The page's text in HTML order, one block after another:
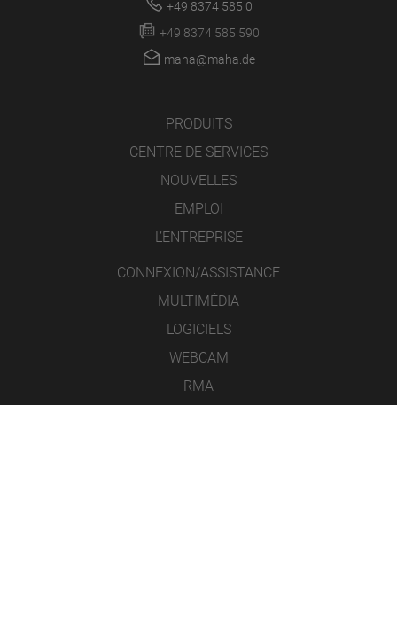
+49 8374 585 0
+49 8374 585 590
maha@maha.de
PRODUITS
CENTRE DE SERVICES
NOUVELLES
EMPLOI
L’ENTREPRISE
CONNEXION/ASSISTANCE
MULTIMÉDIA
LOGICIELS
WEBCAM
RMA